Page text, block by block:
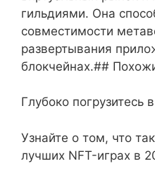
гильдиями. Она
совместимости
развертывания
блокчейнах.##
Глубоко погрузитесь
Узнайте о том, что
лучших NFT-играх в